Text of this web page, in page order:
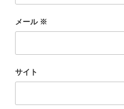
メール ※
サイト